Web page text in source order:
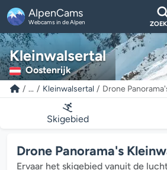
AlpenCams
Webcams in de Alpen
Kleinwalsertal
Oostenrijk
... Kleinwalsertal Drone
Skigebied
Drone Panorama's
Ervaar het skigebied vanuit de